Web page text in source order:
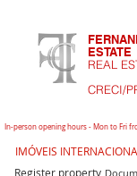
ESTATE
REAL
CRECI/
Register property
In-person opening hours - Mon to Fri
IMÓVEIS